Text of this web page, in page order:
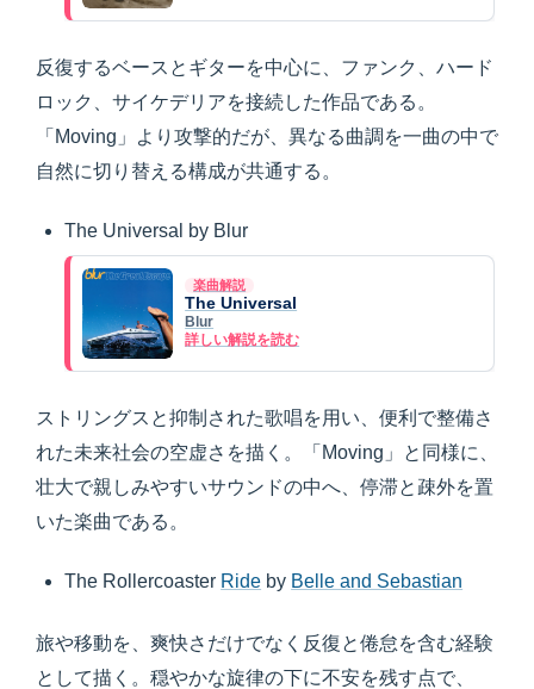
反復するベースとギターを中心に、ファンク、ハード
ロック、サイケデリアを接続した作品である。
「Moving」より攻撃的だが、異なる曲調を一曲の中で
自然に切り替える構成が共通する。
The Universal by Blur
楽曲解説
The Universal
Blur
詳しい解説を読む
ストリングスと抑制された歌唱を用い、便利で整備さ
れた未来社会の空虚さを描く。「Moving」と同様に、
壮大で親しみやすいサウンドの中へ、停滞と疎外を置
いた楽曲である。
The Rollercoaster Ride by Belle and Sebastian
旅や移動を、爽快さだけでなく反復と倦怠を含む経験
として描く。穏やかな旋律の下に不安を残す点で、